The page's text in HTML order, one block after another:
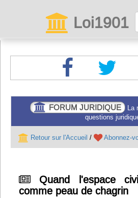
Loi1901
Abonnez-vous à LettrAsso
Menu général
ServiceAsso
Partager
FORUM JURIDIQUE La
questions
Retour sur l'Accueil / Abonnez-
Quand l'espace
comme peau de chagrin